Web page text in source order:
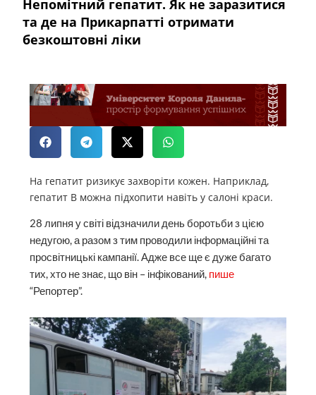
Непомітний гепатит. Як не заразитися
та де на Прикарпатті отримати
безкоштовні ліки
На гепатит ризикує захворіти кожен. Наприклад,
гепатит В можна підхопити навіть у салоні краси.
28 липня у світі відзначили день боротьби з цією
недугою, а разом з тим проводили інформаційні та
просвітницькі кампанії. Адже все ще є дуже багато
тих, хто не знає, що він – інфікований, пише
“Репортер”.